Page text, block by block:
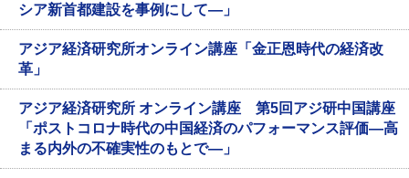
シア新首都建設を事例にして―」
アジア経済研究所オンライン講座「金正恩時代の経済改
革」
アジア経済研究所 オンライン講座 第5回アジ研中国講座
「ポストコロナ時代の中国経済のパフォーマンス評価―高
まる内外の不確実性のもとで―」